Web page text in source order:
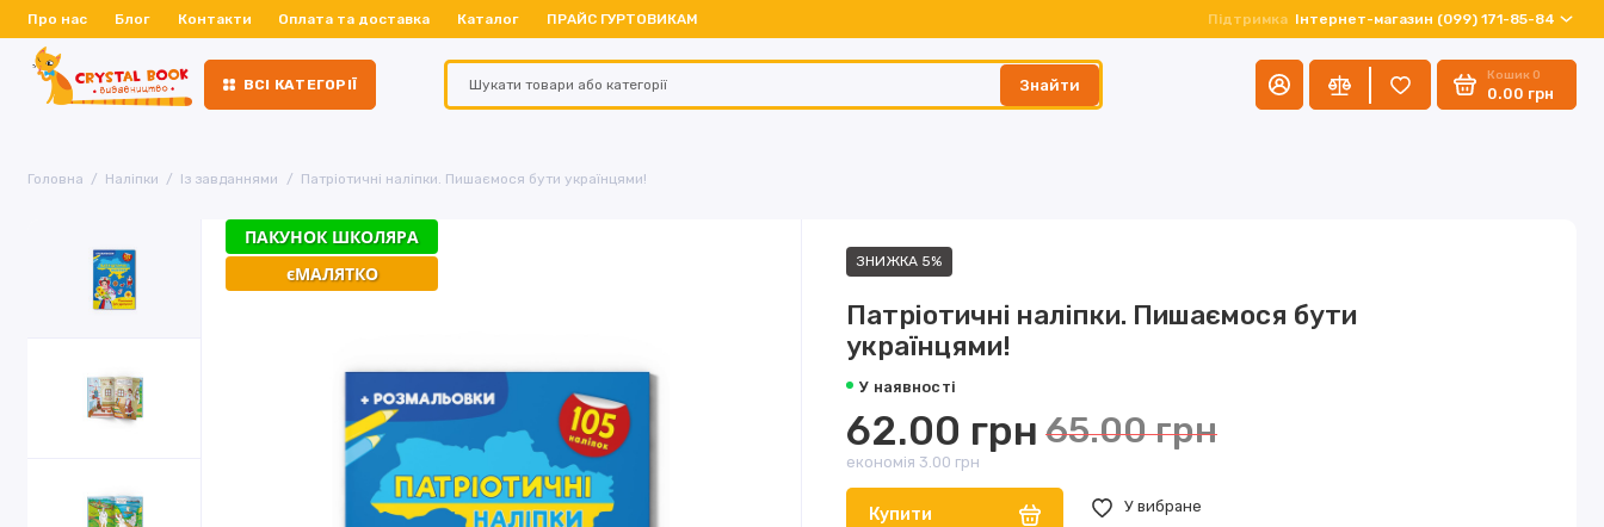
Про нас Блог Контакти Оплата та доставка Каталог ПРАЙС ГУРТОВИКАМ Підтримка Інтернет-магазин (099) 171-85-84
ВСІ КАТЕГОРІЇ Знайти
Кошик0
0.00 грн
Головна Наліпки Із завданнями Патріотичні наліпки. Пишаємося бути українцями!
ПАКУНОК ШКОЛЯРА
єМАЛЯТКО
ЗНИЖКА 5%
Патріотичні наліпки. Пишаємося бути
українцями!
У наявності
62.00 грн 65.00 грн
економія 3.00 грн
Купити У вибране